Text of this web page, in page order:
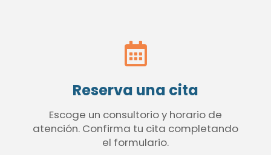
Reserva una cita
Escoge un consultorio y horario de
atención. Confirma tu cita completando
el formulario.